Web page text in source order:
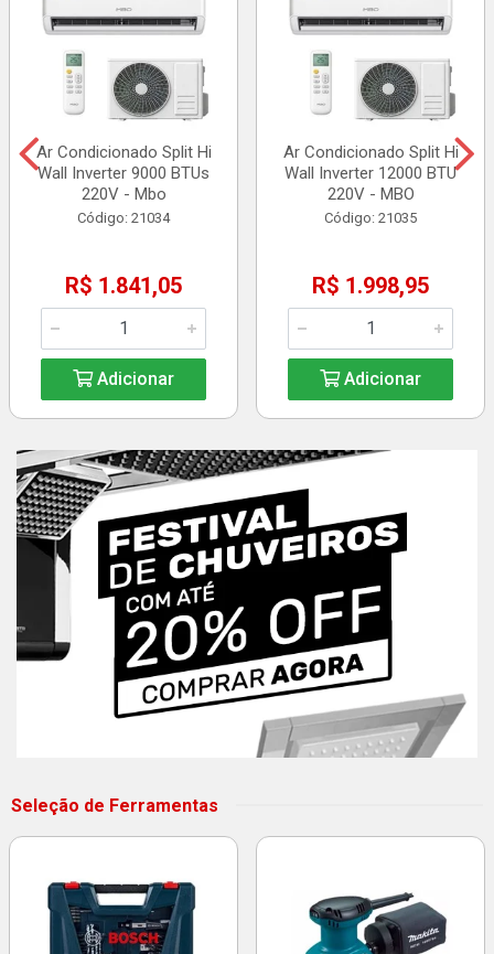
Ar Condicionado Split Hi
Wall Inverter 9000 BTUs
220V - Mbo
Código: 21034
R$ 1.841,05
Adicionar
Ar Condicionado Split Hi
Wall Inverter 12000 BTU
220V - MBO
Código: 21035
R$ 1.998,95
Adicionar
Seleção de Ferramentas